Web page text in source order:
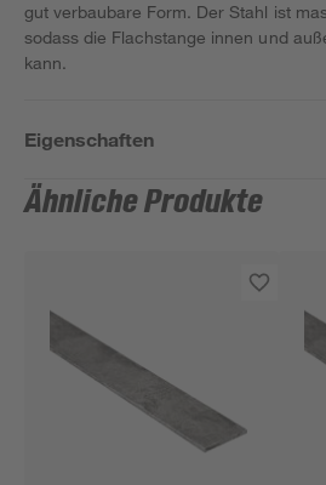
gut verbaubare Form. Der Stahl ist
sodass die Flachstange innen und
kann.
Eigenschaften
Ähnliche Produkte